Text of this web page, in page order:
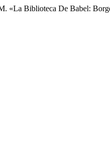
«La Biblioteca De Babel: